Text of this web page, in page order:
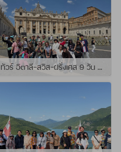
ทัวร์ อิตาลี-สวิส-ฝรั่งเศส 9 วัน QR วันที่ 24 กรกฏาคม - 01 สิงหาคม 2569 เดินทางกับไกด์พี่เช